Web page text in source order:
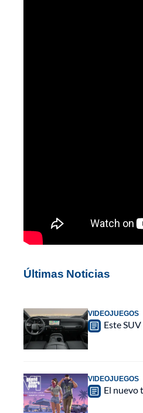
Últimas Noticias
VIDEOJUEGOS
Este
VIDEOJUEGOS
El nuevo